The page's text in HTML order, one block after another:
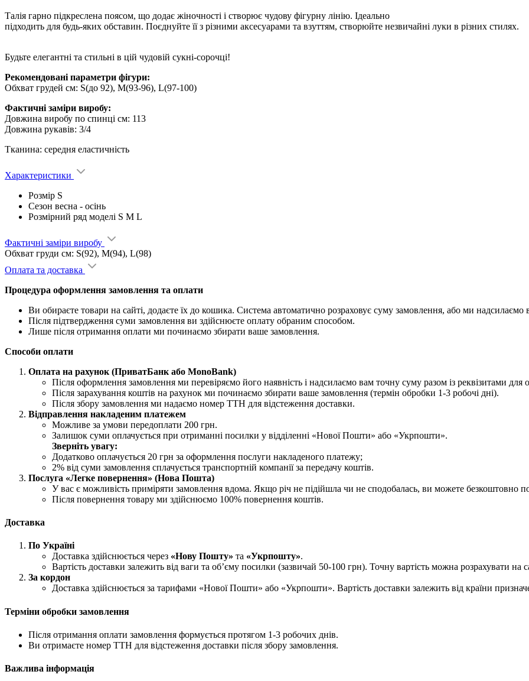
Талія гарно підкреслена поясом, що додає жіночності і створює чудову фігурну лінію. Ідеально
підходить для будь-яких обставин. Поєднуйте її з різними аксесуарами та взуттям, створюйте незвичайні луки в різних стилях.
Будьте елегантні та стильні в цій чудовій сукні-сорочці!
Рекомендовані параметри фігури:
Обхват грудей см: S(до 92), M(93-96), L(97-100)
Фактичні заміри виробу:
Довжина виробу по спинці см: 113
Довжина рукавів: 3/4
Тканина: середня еластичність
Характеристики
Розмір S
Сезон весна - ocінь
Розмірний ряд моделі S M L
Фактичні заміри виробу
Обхват груди см: S(92), M(94), L(98)
Оплата та доставка
Процедура оформлення замовлення та оплати
Ви обираєте товари на сайті, додаєте їх до кошика. Система автоматично розраховує суму замовлення, або ми надсилаємо
Після підтвердження суми замовлення ви здійснюєте оплату обраним способом.
Лише після отримання оплати ми починаємо збирати ваше замовлення.
Способи оплати
Оплата на рахунок (ПриватБанк або MonoBank)
Після оформлення замовлення ми перевіряємо його наявність і надсилаємо вам точну суму разом із реквізитами
Після зарахування коштів на рахунок ми починаємо збирати ваше замовлення (термін обробки 1-3 робочі дні).
Після збору замовлення ми надаємо номер ТТН для відстеження доставки.
Відправлення накладеним платежем
Можливе за умови передоплати 200 грн.
Залишок суми оплачується при отриманні посилки у відділенні «Нової Пошти» або «Укрпошти».
Зверніть увагу:
Додатково оплачується 20 грн за оформлення послуги накладеного платежу;
2% від суми замовлення сплачується транспортній компанії за передачу коштів.
Послуга «Легке повернення» (Нова Пошта)
У вас є можливість приміряти замовлення вдома. Якщо річ не підійшла чи не сподобалась, ви можете безкоштовно
Після повернення товару ми здійснюємо 100% повернення коштів.
Доставка
По Україні
Доставка здійснюється через «Нову Пошту» та «Укрпошту».
Вартість доставки залежить від ваги та об’єму посилки (зазвичай 50-100 грн). Точну вартість можна розрахувати на
За кордон
Доставка здійснюється за тарифами «Нової Пошти» або «Укрпошти». Вартість доставки залежить від країни
Терміни обробки замовлення
Після отримання оплати замовлення формується протягом 1-3 робочих днів.
Ви отримаєте номер ТТН для відстеження доставки після збору замовлення.
Важлива інформація